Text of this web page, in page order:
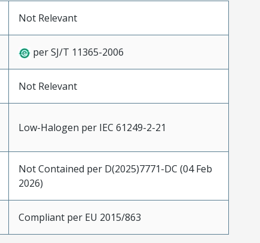
Not Relevant
per SJ/T 11365-2006
Not Relevant
Low-Halogen per IEC 61249-2-21
Not Contained per D(2025)7771-DC (04 Feb
2026)
Compliant per EU 2015/863